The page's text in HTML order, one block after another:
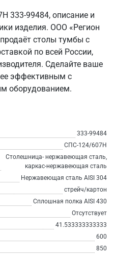
333-99484, описание и
изделия. ООО «Регион
столы тумбы с
по всей России,
Сделайте ваше
эффективным с
оборудованием.
333-99484
СПС-124/607Н
Столешница- нержавеющая сталь,
каркас-нержавеющая сталь
Нержавеющая сталь AISI 304
стрейч/картон
Сплошная полка AISI 430
Отсутствует
41.533333333333
600
850